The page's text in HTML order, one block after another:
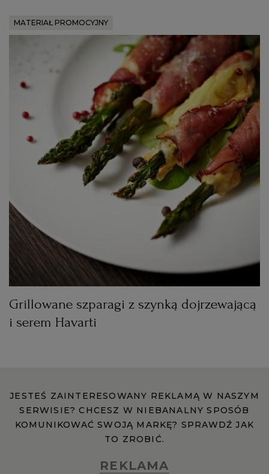
MATERIAŁ PROMOCYJNY
Grillowane szparagi z szynką dojrzewającą
i serem Havarti
JESTEŚ ZAINTERESOWANY REKLAMĄ W NASZYM
SERWISIE? CHCESZ W NIEBANALNY SPOSÓB
KOMUNIKOWAĆ SWOJĄ MARKĘ? SPRAWDŹ JAK
TO ZROBIĆ.
REKLAMA